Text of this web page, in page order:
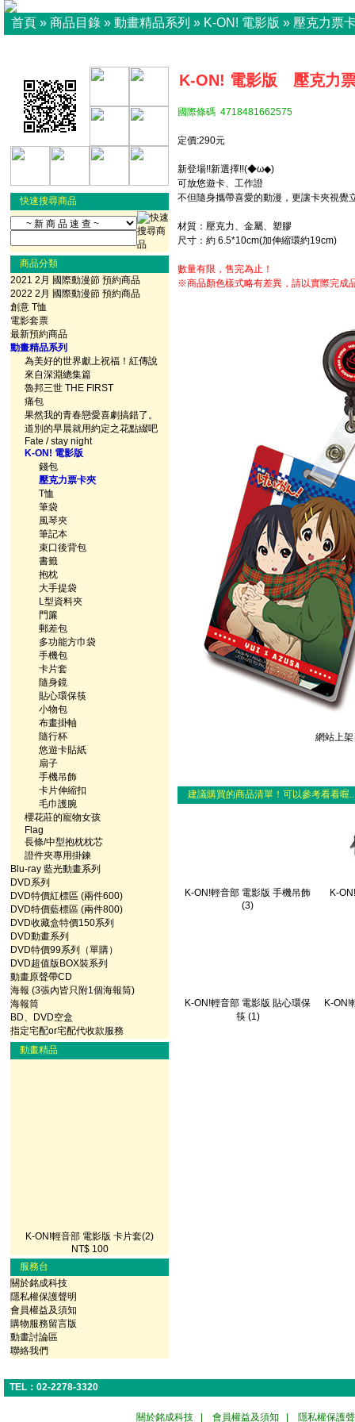
首頁 » 商品目錄 » 動畫精品系列 » K-ON! 電影版 » 壓克力票
快速搜尋商品
商品分類
2021 2月 國際動漫節 預約商品
2022 2月 國際動漫節 預約商品
創意 T恤
電影套票
最新預約商品
動畫精品系列
為美好的世界獻上祝福！紅傳說
來自深淵總集篇
魯邦三世 THE FIRST
痛包
果然我的青春戀愛喜劇搞錯了。
道別的早晨就用約定之花點綴吧
Fate / stay night
K-ON! 電影版
錢包
壓克力票卡夾
T恤
筆袋
風琴夾
筆記本
束口後背包
書籤
抱枕
大手提袋
L型資料夾
門簾
郵差包
多功能方巾袋
手機包
卡片套
隨身鏡
貼心環保筷
小物包
布畫掛軸
隨行杯
悠遊卡貼紙
扇子
手機吊飾
卡片伸縮扣
毛巾護腕
櫻花莊的寵物女孩
Flag
長條/中型抱枕枕芯
證件夾專用掛鍊
Blu-ray 藍光動畫系列
DVD系列
DVD特價紅標區 (兩件600)
DVD特價藍標區 (兩件800)
DVD收藏盒特價150系列
DVD動畫系列
DVD特價99系列（單購）
DVD超值版BOX裝系列
動畫原聲帶CD
海報 (3張內皆只附1個海報筒)
海報筒
BD、DVD空盒
指定宅配or宅配代收款服務
動畫精品
K-ON!輕音部 電影版 卡片套(2)
NT$ 100
服務台
關於銘成科技
隱私權保護聲明
會員權益及須知
購物服務留言版
動畫討論區
聯絡我們
K-ON! 電影版 壓克力
國際條碼 4718481662575
定價:290元
新登場!!新選擇!!(◆ω◆)
可放悠遊卡、工作證
不但隨身攜帶喜愛的動漫，更讓卡夾視覺
材質：壓克力、金屬、塑膠
尺寸：約 6.5*10cm(加伸縮環約19cm)
數量有限，售完為止！
※商品顏色樣式略有差異，請以實際完成
網站上
建議購買的商品清單！可以參考看看喔
K-ON!輕音部 電影版 手機吊飾
(3)
K-
K-ON!輕音部 電影版 貼心環保
筷 (1)
K-ON!
TEL：02-2278-3320
關於銘成科技 會員權益及須知 隱私權保護